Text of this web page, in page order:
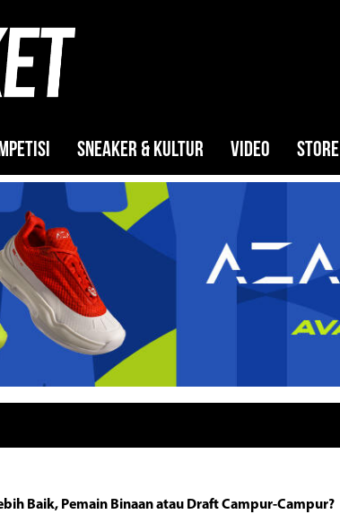
SNEAKER & KULTUR VIDEO STORE
Baik, Pemain Binaan atau Draft Campur-Campur?